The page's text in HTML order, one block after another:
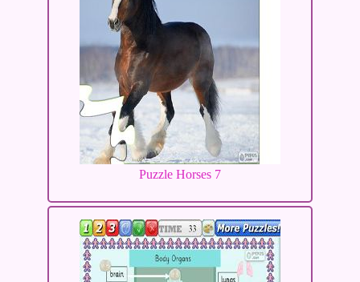
Puzzle Horses 7